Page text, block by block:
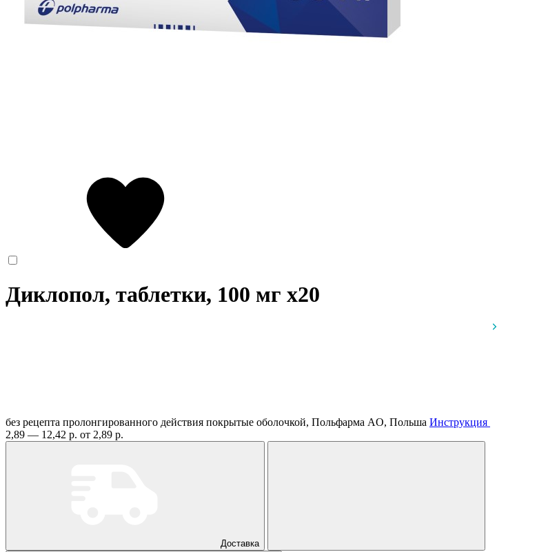
Диклопол, таблетки, 100 мг x20
без рецепта пролонгированного действия покрытые оболочкой, Польфарма AO, Польша Инструкция
2,89 — 12,42 р. от 2,89 р.
Доставка